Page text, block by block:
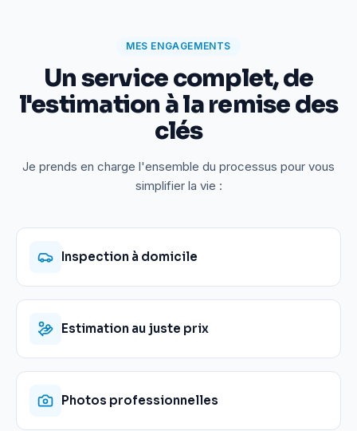
MES ENGAGEMENTS
Un service complet, de
l'estimation à la remise des
clés
Je prends en charge l'ensemble du processus pour vous
simplifier la vie :
Inspection à domicile
Estimation au juste prix
Photos professionnelles